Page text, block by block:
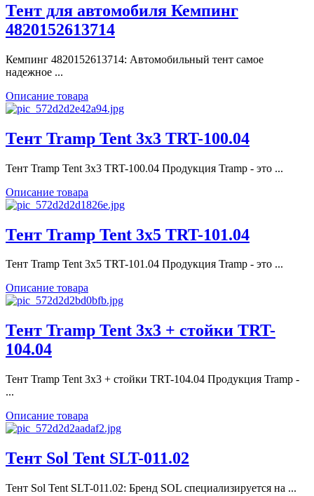
Тент для автомобиля Кемпинг
4820152613714
Кемпинг 4820152613714: Автомобильный тент самое
надежное ...
Описание товара
Тент Tramp Tent 3х3 TRT-100.04
Тент Tramp Tent 3х3 TRT-100.04 Продукция Tramp - это ...
Описание товара
Тент Tramp Tent 3х5 TRT-101.04
Тент Tramp Tent 3х5 TRT-101.04 Продукция Tramp - это ...
Описание товара
Тент Tramp Tent 3х3 + стойки TRT-
104.04
Тент Tramp Tent 3х3 + стойки TRT-104.04 Продукция Tramp -
...
Описание товара
Тент Sol Tent SLT-011.02
Тент Sol Tent SLT-011.02: Бренд SOL специализируется на ...